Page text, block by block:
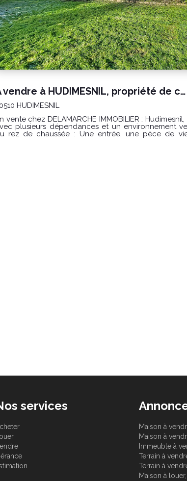
A vendre à HUDIMESNIL, propriété de caractère avec dépendances
HUDIMESNIL
chez DELAMARCHE IMMOBILIER : Hudimesnil, propriété de caractère
plusieurs dépendances et un environnement
rez de chaussée : Une entrée, une pèce de
dépendances, le tout sur un terrain d'environ
pour un usage standard : entre 3090 € et 4250
services
Maison à
Maison à
Immeuble à
Terrain à
Terrain à
Maison à